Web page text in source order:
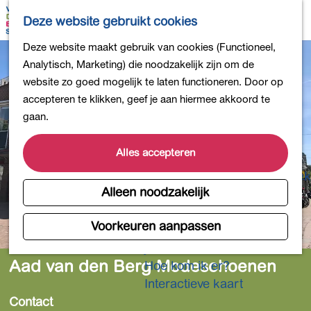
Deze website gebruikt cookies
Deze website maakt gebruik van cookies (Functioneel,
Analytisch, Marketing) die noodzakelijk zijn om de
website zo goed mogelijk te laten functioneren. Door op
accepteren te klikken, geef je aan hiermee akkoord te
gaan.
Alles accepteren
Alleen noodzakelijk
Voorkeuren aanpassen
n
a
a
r
d
e
h
m
e
K
a
r
t
Z
e
k
e
n
e
n
u
Bollen en Bloemen
Uit eten
DB4daagse - Inschrijven
Kinderactiviteiten
De natuur in
Musea en meer
Producten uit de Bollenstreek
Gezond en actief
Overnachten
Hoe kom ik er?
Interactieve kaart
Aad van den Berg Modeschoenen
Contact